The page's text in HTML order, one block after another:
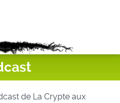
de La Crypte aux